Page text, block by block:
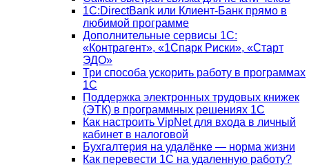
1С:DirectBank или Клиент-Банк прямо в
любимой программе
Дополнительные сервисы 1С:
«Контрагент», «1Спарк Риски», «Старт
ЭДО»
Три способа ускорить работу в программах
1С
Поддержка электронных трудовых книжек
(ЭТК) в программных решениях 1С
Как настроить VipNet для входа в личный
кабинет в налоговой
Бухгалтерия на удалёнке — норма жизни
Как перевести 1С на удаленную работу?